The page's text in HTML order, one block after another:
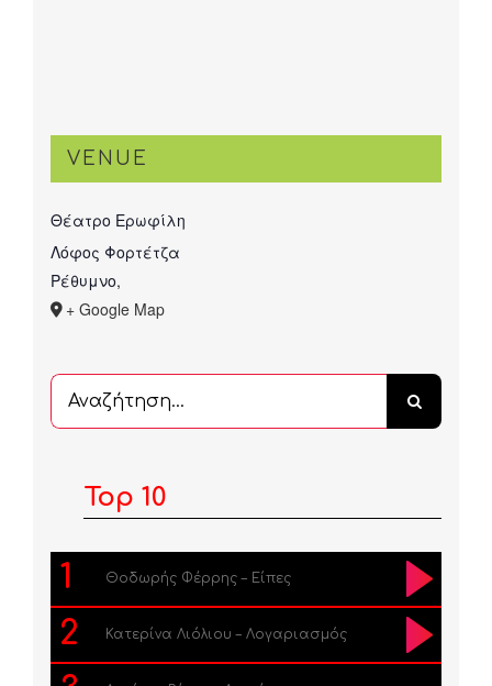
VENUE
Θέατρο Ερωφίλη
Λόφος Φορτέτζα
Ρέθυμνο,
+ Google Map
Αναζήτηση
...
Top 10
1 Θοδωρής Φέρρης – Είπες
2 Κατερίνα Λιόλιου – Λογαριασμός